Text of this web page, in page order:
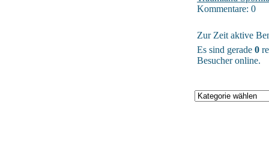
Kommentare: 0
Zur Zeit aktive
Es sind gerade 0
Besucher online.